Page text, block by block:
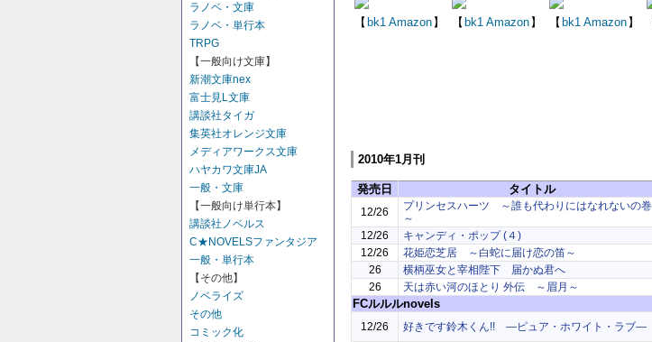
ラノベ・文庫
ラノベ・単行本
TRPG
【一般向け文庫】
新潮文庫nex
富士見L文庫
講談社タイガ
集英社オレンジ文庫
メディアワークス文庫
ハヤカワ文庫JA
一般・文庫
【一般向け単行本】
講談社ノベルス
C★NOVELSファンタジア
一般・単行本
【その他】
ノベライズ
その他
コミック化
【 bk1 Amazon 】 【 bk1 Amazon 】 【 bk1 Amazon 】
2010年1月刊
発売日 タイトル
12/26
プリンセスハーツ ～誰も代わりにはなれないの巻
～
12/26
キャンディ・ポップ (４)
12/26
花姫恋芝居 ～白蛇に届け恋の笛～
26
横柄巫女と宰相陛下 届かぬ君へ
26
天は赤い河のほとり 外伝 ～眉月～
FCルルルnovels
12/26 好きです鈴木くん!! ―ピュア・ホワイト・ラブ―